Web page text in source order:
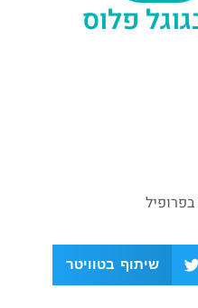
פלוס
שיתוף בטוויטר